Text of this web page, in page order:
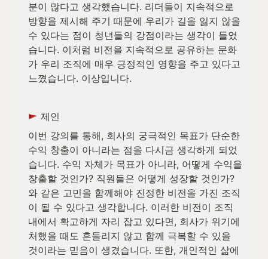
분이 많다고 생각했습니다. 리더들이 지속적으로
방향을 제시해 주기 때문에 우리가 길을 잃지 않을
수 있다는 점이 청년들의 강점이라는 생각이 들었
습니다. 이처럼 비전을 지속적으로 공유하는 문화
가 우리 조직에 매우 긍정적인 영향을 주고 있다고
느꼈습니다. 이상입니다.
제인
이번 강의를 통해, 회사의 궁극적인 목표가 단순한
수익 창출이 아니라는 점을 다시금 생각하게 되었
습니다. 수익 자체가 목표가 아니라, 어떻게 수익을
창출할 것인가? 직원들은 어떻게 성장할 것인가?
와 같은 고민을 함께해야 진정한 비전을 가진 조직
이 될 수 있다고 생각합니다. 이러한 비전이 조직
내에서 확고하게 자리 잡고 있다면, 회사가 위기에
처했을 때도 흔들리지 않고 함께 극복할 수 있을
것이라는 믿음이 생겼습니다. 또한, 개인적인 삶에